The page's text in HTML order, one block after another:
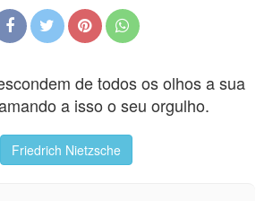
de todos os olhos a sua
a isso o seu orgulho.
Friedrich Nietzsche